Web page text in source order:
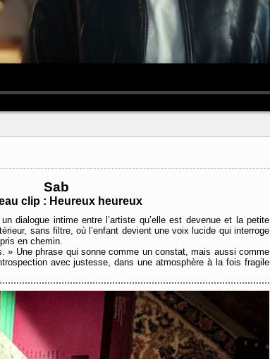
Sab
clip : Heureux heureux
dialogue intime entre l’artiste qu’elle est devenue et la petite
sans filtre, où l’enfant devient une voix lucide qui interroge
en chemin.
» Une phrase qui sonne comme un constat, mais aussi comme
avec justesse, dans une atmosphère à la fois fragile